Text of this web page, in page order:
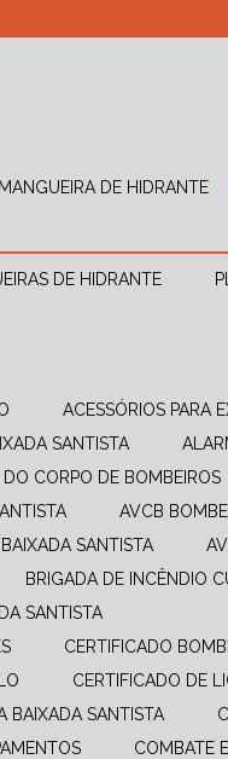
DE HIDRANTE
DE HIDRANTE
ACESSÓRIOS PARA
SANTISTA
DO CORPO DE BOMBEIROS
AVCB
SANTISTA
BRIGADA DE INCÊNDIO
SANTISTA
CERTIFICADO
CERTIFICADO DE
BAIXADA SANTISTA
COMBATE